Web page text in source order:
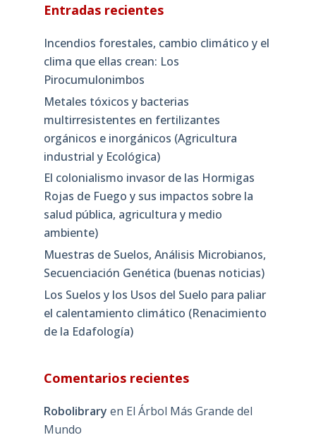
Entradas recientes
Incendios forestales, cambio climático y el
clima que ellas crean: Los
Pirocumulonimbos
Metales tóxicos y bacterias
multirresistentes en fertilizantes
orgánicos e inorgánicos (Agricultura
industrial y Ecológica)
El colonialismo invasor de las Hormigas
Rojas de Fuego y sus impactos sobre la
salud pública, agricultura y medio
ambiente)
Muestras de Suelos, Análisis Microbianos,
Secuenciación Genética (buenas noticias)
Los Suelos y los Usos del Suelo para paliar
el calentamiento climático (Renacimiento
de la Edafología)
Comentarios recientes
Robolibrary en El Árbol Más Grande del
Mundo